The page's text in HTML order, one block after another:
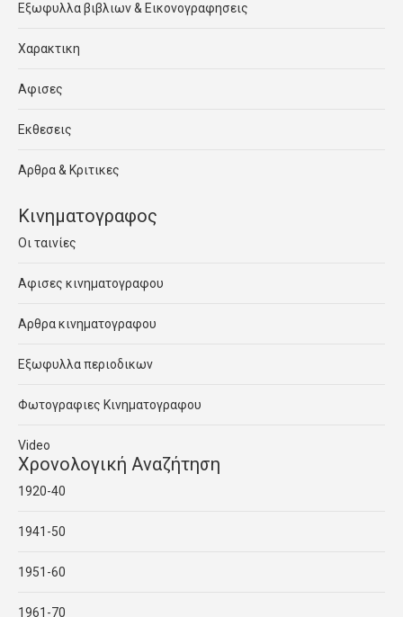
Εξωφυλλα βιβλιων & Εικονογραφησεις
Χαρακτικη
Αφισες
Εκθεσεις
Αρθρα & Κριτικες
Κινηματογραφος
Οι ταινίες
Αφισες κινηματογραφου
Αρθρα κινηματογραφου
Εξωφυλλα περιοδικων
Φωτογραφιες Κινηματογραφου
Video
Χρονολογική Αναζήτηση
1920-40
1941-50
1951-60
1961-70